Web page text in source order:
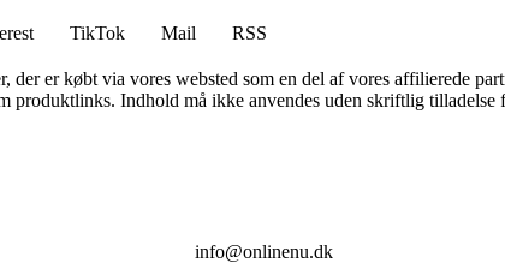
TikTok Mail
RSS
er købt via vores websted som en del af vores affilierede
Indhold må ikke anvendes uden skriftlig tilladelse
info@onlinenu.dk